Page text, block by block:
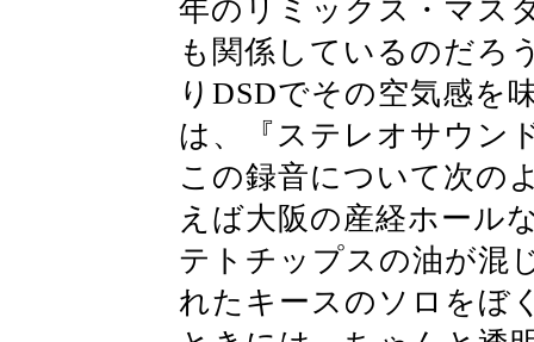
年のリミックス・マス
も関係しているのだろ
りDSDでその空気感を
は、『ステレオサウン
この録音について次の
えば大阪の産経ホール
テトチップスの油が混
れたキースのソロをぼ